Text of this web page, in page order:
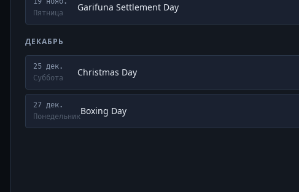
Пятница
Garifuna Settlement Day
ДЕКАБРЬ
25 дек.
Суббота
Christmas Day
27 дек.
Понедельник
Boxing Day